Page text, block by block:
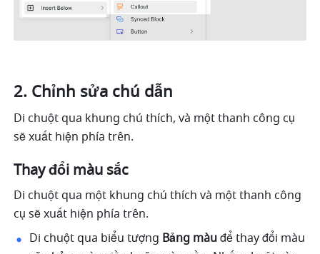
Chỉnh sửa chú dẫn
Di chuột qua khung chú thích, và một thanh công cụ
sẽ xuất hiện phía trên.
Thay đổi màu sắc
Di chuột qua một khung chú thích và một thanh công
cụ sẽ xuất hiện phía trên.
Di chuột qua biểu tượng Bảng màu để thay đổi màu